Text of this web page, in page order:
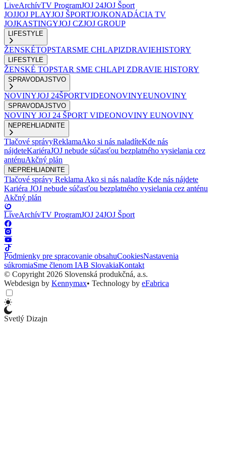
LiveArchívTV ProgramJOJ 24JOJ Šport
JOJJOJ PLAYJOJ ŠPORTJOJKONADÁCIA TV
JOJKASTINGYJOJ CZJOJ GROUP
LIFESTYLE
ŽENSKÉTOPSTARSME CHLAPIZDRAVIEHISTORY
LIFESTYLE
ŽENSKÉ TOPSTAR SME CHLAPI ZDRAVIE HISTORY
SPRAVODAJSTVO
NOVINYJOJ 24ŠPORTVIDEONOVINYEUNOVINY
SPRAVODAJSTVO
NOVINY JOJ 24 ŠPORT VIDEONOVINY EUNOVINY
NEPREHLIADNITE
Tlačové správyReklamaAko si nás naladíteKde nás
nájdeteKariéraJOJ nebude súčasťou bezplatného vysielania cez
anténuAkčný plán
NEPREHLIADNITE
Tlačové správy Reklama Ako si nás naladíte Kde nás nájdete
Kariéra JOJ nebude súčasťou bezplatného vysielania cez anténu
Akčný plán
LiveArchívTV ProgramJOJ 24JOJ Šport
Podmienky pre spracovanie obsahuCookiesNastavenia
súkromiaSme členom IAB SlovakiaKontakt
© Copyright 2026 Slovenská produkčná, a.s.
Webdesign by Kennymax• Technology by eFabrica
Svetlý Dizajn